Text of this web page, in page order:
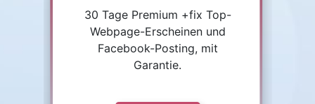
30 Tage Premium +fix Top-
Webpage-Erscheinen und
Facebook-Posting, mit
Garantie.